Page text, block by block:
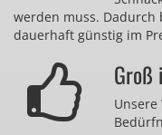
werden muss. Dadurch
dauerhaft günstig im
Groß